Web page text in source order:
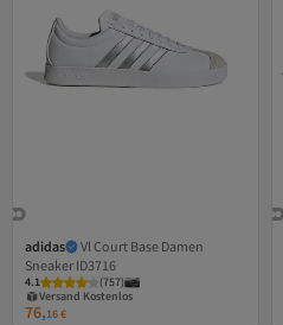
adidas
Vl Court Base Damen
Sneaker ID3716
4.1 (757)
Versand Kostenlos
Gratis Versand
Versand Kostenlos
76,16€